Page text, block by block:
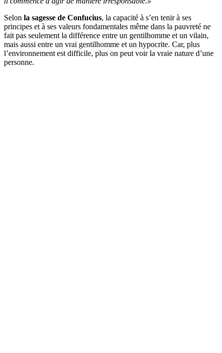
Selon la sagesse de Confucius, la capacité à s’en tenir à ses
principes et à ses valeurs fondamentales même dans la pauvreté ne
fait pas seulement la différence entre un gentilhomme et un vilain,
mais aussi entre un vrai gentilhomme et un hypocrite. Car, plus
l’environnement est difficile, plus on peut voir la vraie nature d’une
personne.